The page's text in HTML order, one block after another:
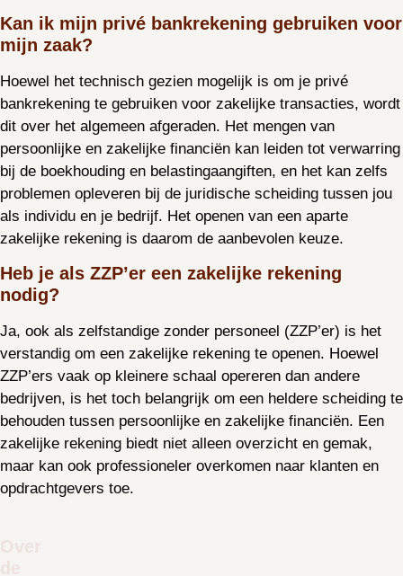
Kan ik mijn privé bankrekening gebruiken voor
mijn zaak?
Hoewel het technisch gezien mogelijk is om je privé
bankrekening te gebruiken voor zakelijke transacties, wordt
dit over het algemeen afgeraden. Het mengen van
persoonlijke en zakelijke financiën kan leiden tot verwarring
bij de boekhouding en belastingaangiften, en het kan zelfs
problemen opleveren bij de juridische scheiding tussen jou
als individu en je bedrijf. Het openen van een aparte
zakelijke rekening is daarom de aanbevolen keuze.
Heb je als ZZP’er een zakelijke rekening
nodig?
Ja, ook als zelfstandige zonder personeel (ZZP’er) is het
verstandig om een zakelijke rekening te openen. Hoewel
ZZP’ers vaak op kleinere schaal opereren dan andere
bedrijven, is het toch belangrijk om een heldere scheiding te
behouden tussen persoonlijke en zakelijke financiën. Een
zakelijke rekening biedt niet alleen overzicht en gemak,
maar kan ook professioneler overkomen naar klanten en
opdrachtgevers toe.